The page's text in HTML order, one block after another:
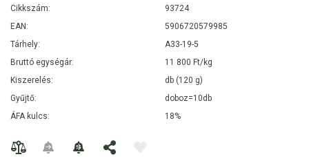
Cikkszám:
93724
EAN:
5906720579985
Tárhely:
A33-19-5
Bruttó egységár:
11 800 Ft/kg
Kiszerelés:
db (120 g)
Gyűjtő:
doboz=10db
ÁFA kulcs:
18%